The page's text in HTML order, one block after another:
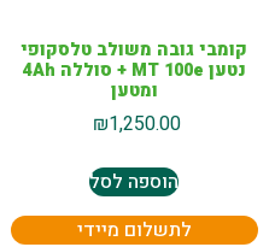
קומבי גובה משולב טלסקופי
נטען MT 100e + סוללה 4Ah
ומטען
₪1,250.00
הוספה לסל
לתשלום מיידי